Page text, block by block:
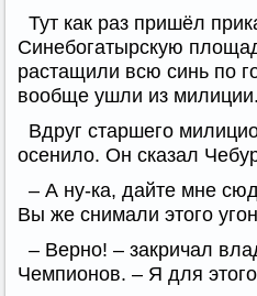
Тут как раз пришёл
Синебогатырскую
растащили всю синь по
вообще ушли из милиции.
Вдруг старшего
осенило. Он сказал
– А ну-ка, дайте мне
Вы же снимали этого
– Верно! – закричал
Чемпионов. – Я для